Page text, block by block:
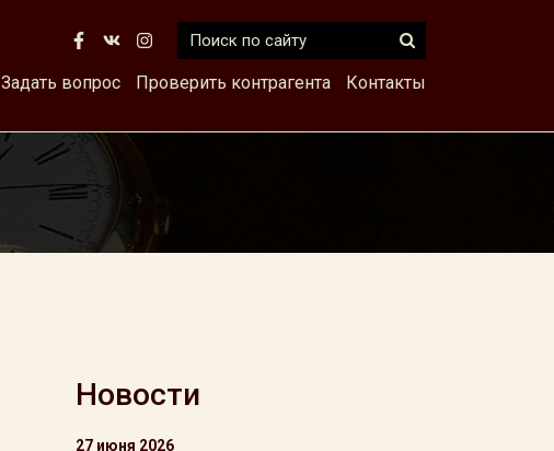
Задать вопрос Проверить контрагента Контакты
Новости
27 июня 2026